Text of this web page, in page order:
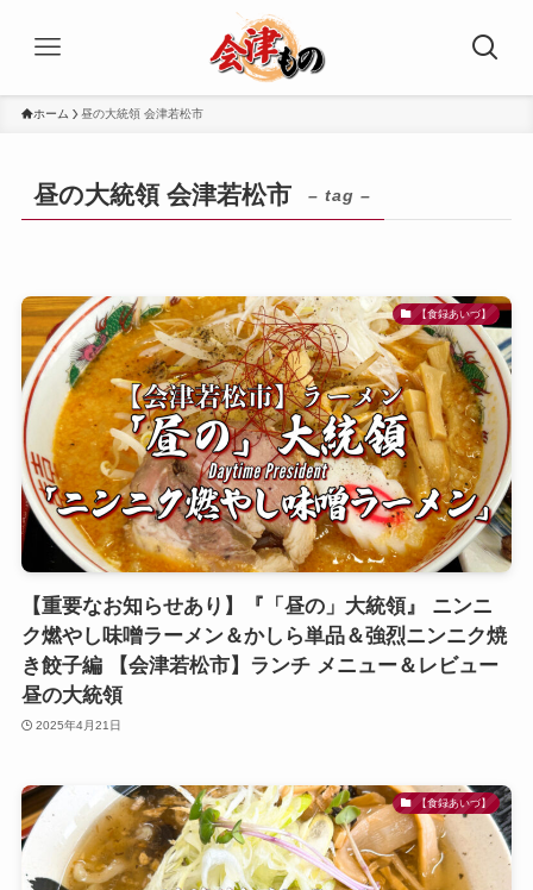
ホーム 昼の大統領 会津若松市
昼の大統領 会津若松市 – tag –
【食録あいづ】
【重要なお知らせあり】『「昼の」大統領』 ニンニ
ク燃やし味噌ラーメン＆かしら単品＆強烈ニンニク焼
き餃子編 【会津若松市】ランチ メニュー＆レビュー
昼の大統領
2025年4月21日
【食録あいづ】